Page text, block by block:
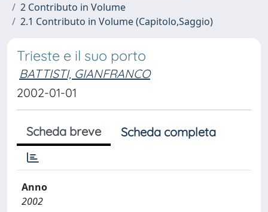
2 Contributo in Volume
2.1 Contributo in Volume (Capitolo,Saggio)
Trieste e il suo porto
BATTISTI, GIANFRANCO
2002-01-01
Scheda breve Scheda completa
Anno
2002